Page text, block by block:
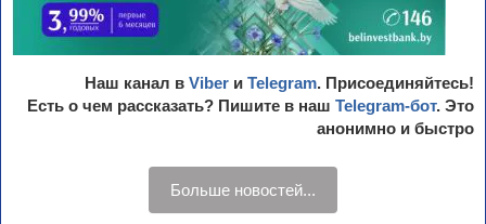
Наш канал в Viber и Telegram. Присоединяйтесь!
Есть о чем рассказать? Пишите в наш Telegram-бот. Это
анонимно и быстро
Больше новостей...